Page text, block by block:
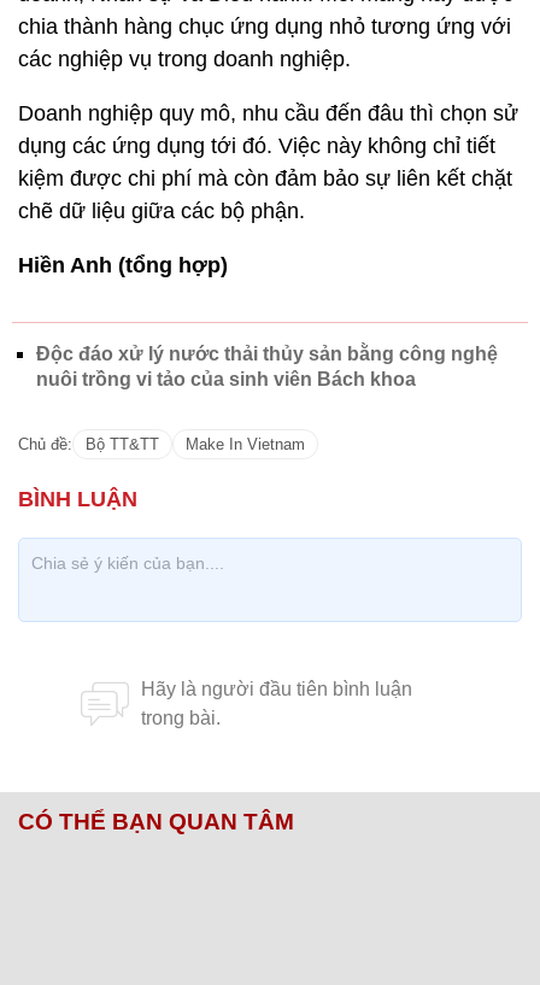
chia thành hàng chục ứng dụng nhỏ tương ứng với
các nghiệp vụ trong doanh nghiệp.
Doanh nghiệp quy mô, nhu cầu đến đâu thì chọn sử
dụng các ứng dụng tới đó. Việc này không chỉ tiết
kiệm được chi phí mà còn đảm bảo sự liên kết chặt
chẽ dữ liệu giữa các bộ phận.
Hiền Anh (tổng hợp)
Độc đáo xử lý nước thải thủy sản bằng công nghệ
nuôi trồng vi tảo của sinh viên Bách khoa
Chủ đề: Bộ TT&TT Make In Vietnam
CÓ THỂ BẠN QUAN TÂM